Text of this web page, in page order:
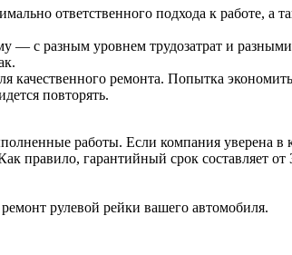
ответственного подхода к работе, а
— с разным уровнем трудозатрат и разными
качественного ремонта. Попытка
повторять.
работы. Если компания уверена в
правило, гарантийный срок составляет
рулевой рейки вашего автомобиля.